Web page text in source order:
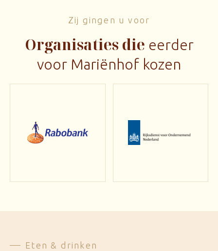
Zij gingen u voor
Organisaties die eerder
voor Mariënhof kozen
Eten & drinken